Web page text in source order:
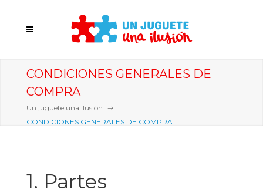
CONDICIONES GENERALES DE
COMPRA
Un juguete una ilusión
CONDICIONES GENERALES DE COMPRA
1. Partes